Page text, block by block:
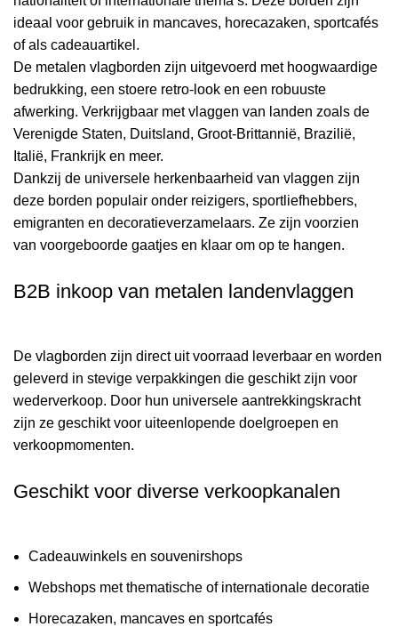
ideaal voor gebruik in mancaves, horecazaken, sportcafés
of als cadeauartikel.
De metalen vlagborden zijn uitgevoerd met hoogwaardige
bedrukking, een stoere retro-look en een robuuste
afwerking. Verkrijgbaar met vlaggen van landen zoals de
Verenigde Staten, Duitsland, Groot-Brittannië, Brazilië,
Italië, Frankrijk en meer.
Dankzij de universele herkenbaarheid van vlaggen zijn
deze borden populair onder reizigers, sportliefhebbers,
emigranten en decoratieverzamelaars. Ze zijn voorzien
van voorgeboorde gaatjes en klaar om op te hangen.
B2B inkoop van metalen landenvlaggen
De vlagborden zijn direct uit voorraad leverbaar en worden
geleverd in stevige verpakkingen die geschikt zijn voor
wederverkoop. Door hun universele aantrekkingskracht
zijn ze geschikt voor uiteenlopende doelgroepen en
verkoopmomenten.
Geschikt voor diverse verkoopkanalen
Cadeauwinkels en souvenirshops
Webshops met thematische of internationale decoratie
Horecazaken, mancaves en sportcafés